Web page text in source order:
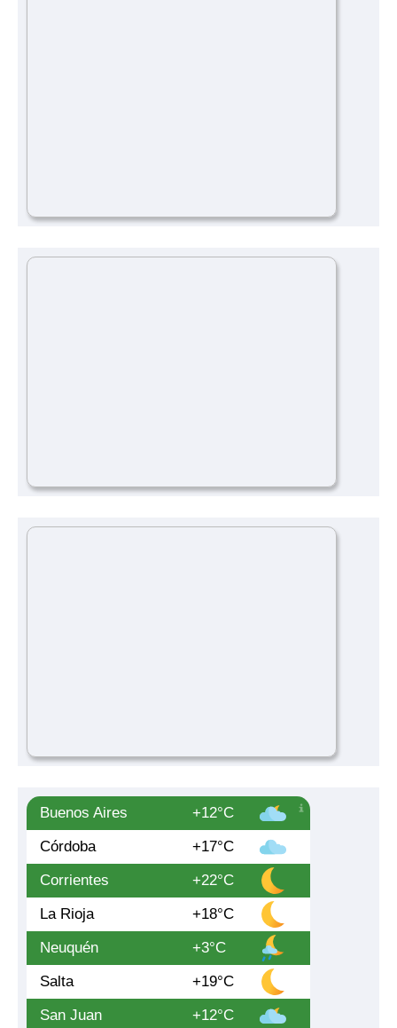
Buenos Aires
+12°C
Córdoba
+17°C
Corrientes
+22°C
La Rioja
+18°C
Neuquén
+3°C
Salta
+19°C
San Juan
+12°C